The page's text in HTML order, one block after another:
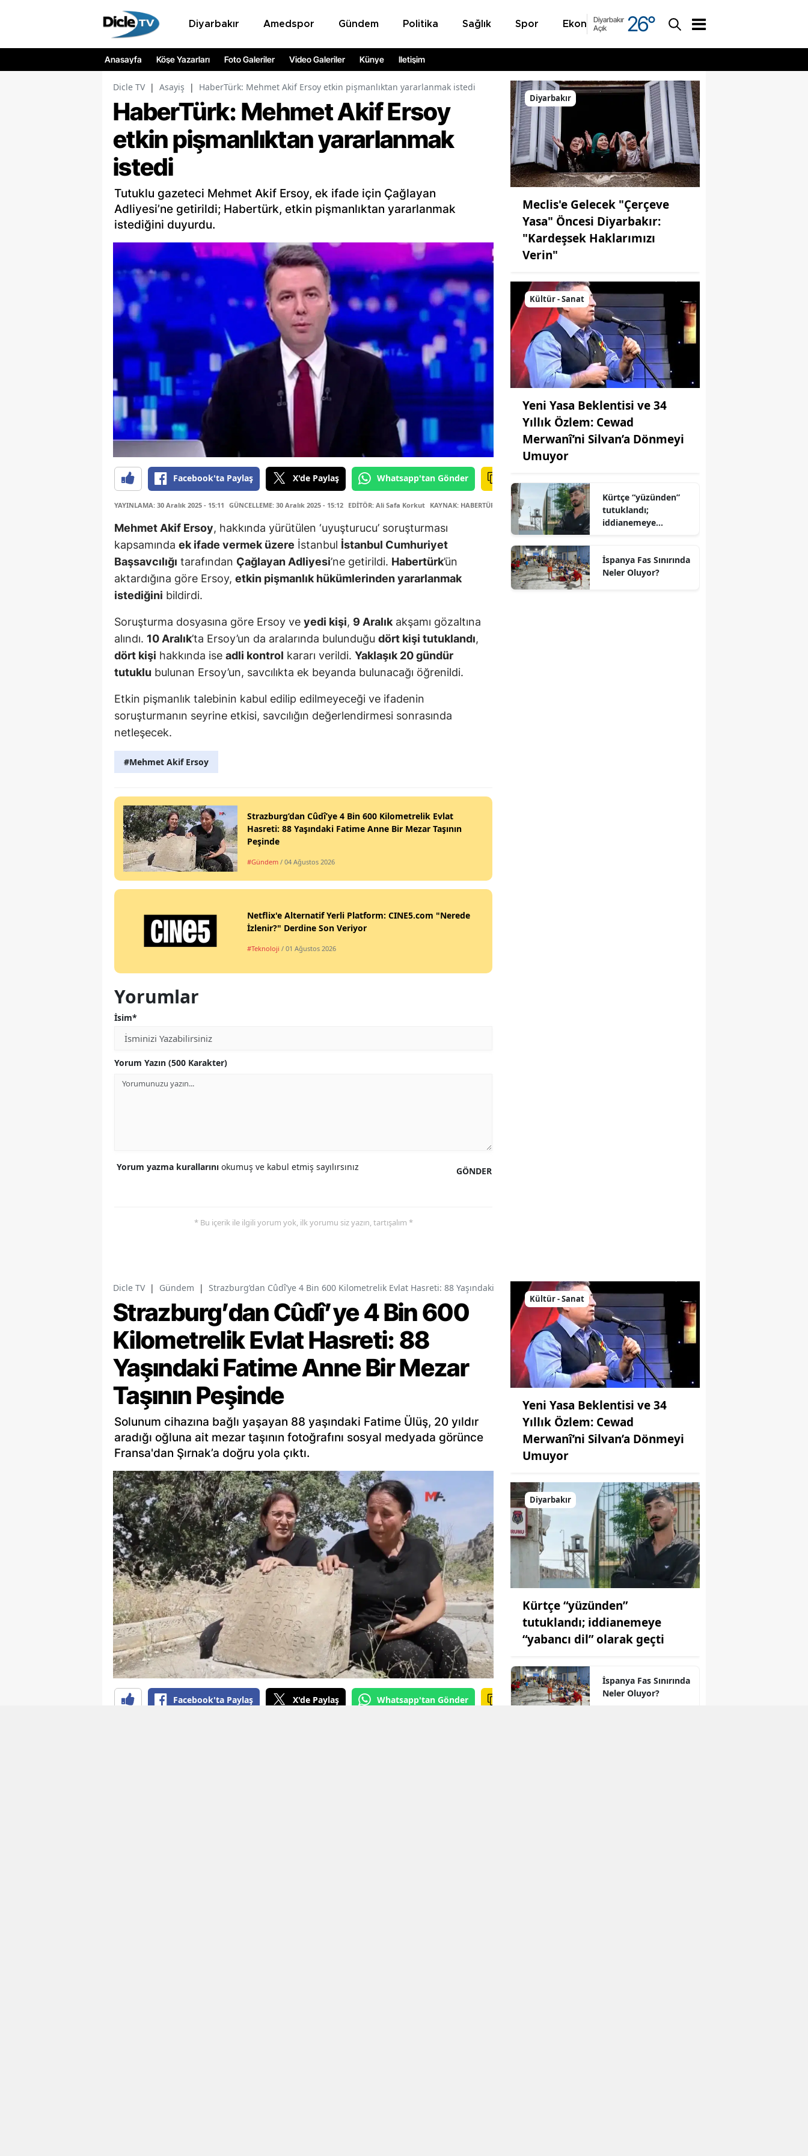
Diyarbakır Amedspor Gündem Politika Sağlık Spor Ekonomi Asayiş
Diyarbakır
Açık
26°
Anasayfa Köşe Yazarları Foto Galeriler Video Galeriler Künye İletişim
Dicle TV | Asayiş | HaberTürk: Mehmet Akif Ersoy etkin pişmanlıktan yararlanmak istedi
HaberTürk: Mehmet Akif Ersoy
etkin pişmanlıktan yararlanmak
istedi
Tutuklu gazeteci Mehmet Akif Ersoy, ek ifade için Çağlayan
Adliyesi’ne getirildi; Habertürk, etkin pişmanlıktan yararlanmak
istediğini duyurdu.
Facebook'ta Paylaş X'de Paylaş Whatsapp'tan Gönder
YAYINLAMA: 30 Aralık 2025 - 15:11 GÜNCELLEME: 30 Aralık 2025 - 15:12 EDİTÖR: Ali Safa Korkut KAYNAK: HABERTÜRK
Mehmet Akif Ersoy, hakkında yürütülen ‘uyuşturucu’ soruşturması
kapsamında ek ifade vermek üzere İstanbul İstanbul Cumhuriyet
Başsavcılığı tarafından Çağlayan Adliyesi’ne getirildi. Habertürk’ün
aktardığına göre Ersoy, etkin pişmanlık hükümlerinden yararlanmak
istediğini bildirdi.
Soruşturma dosyasına göre Ersoy ve yedi kişi, 9 Aralık akşamı gözaltına
alındı. 10 Aralık’ta Ersoy’un da aralarında bulunduğu dört kişi tutuklandı,
dört kişi hakkında ise adli kontrol kararı verildi. Yaklaşık 20 gündür
tutuklu bulunan Ersoy’un, savcılıkta ek beyanda bulunacağı öğrenildi.
Etkin pişmanlık talebinin kabul edilip edilmeyeceği ve ifadenin
soruşturmanın seyrine etkisi, savcılığın değerlendirmesi sonrasında
netleşecek.
#Mehmet Akif Ersoy
Strazburg’dan Cûdî’ye 4 Bin 600 Kilometrelik Evlat
Hasreti: 88 Yaşındaki Fatime Anne Bir Mezar Taşının
Peşinde
#Gündem / 04 Ağustos 2026
Netflix'e Alternatif Yerli Platform: CINE5.com "Nerede
İzlenir?" Derdine Son Veriyor
#Teknoloji / 01 Ağustos 2026
Yorumlar
İsim*
Yorum Yazın (500 Karakter)
GÖNDER
Yorum yazma kurallarını okumuş ve kabul etmiş sayılırsınız
* Bu içerik ile ilgili yorum yok, ilk yorumu siz yazın, tartışalım *
Diyarbakır
Meclis'e Gelecek "Çerçeve
Yasa" Öncesi Diyarbakır:
"Kardeşsek Haklarımızı
Verin"
Kültür - Sanat
Yeni Yasa Beklentisi ve 34
Yıllık Özlem: Cewad
Merwanî’ni Silvan’a Dönmeyi
Umuyor
Kürtçe “yüzünden”
tutuklandı;
iddianemeye
İspanya Fas Sınırında
Neler Oluyor?
Dicle TV | Gündem | Strazburg’dan Cûdî’ye 4 Bin 600 Kilometrelik Evlat Hasreti: 88 Yaşındaki Fatime Anne Bir Mezar Taşının Peşinde
Strazburg’dan Cûdî’ye 4 Bin 600
Kilometrelik Evlat Hasreti: 88
Yaşındaki Fatime Anne Bir Mezar
Taşının Peşinde
Solunum cihazına bağlı yaşayan 88 yaşındaki Fatime Ülüş, 20 yıldır
aradığı oğluna ait mezar taşının fotoğrafını sosyal medyada görünce
Fransa'dan Şırnak’a doğru yola çıktı.
Facebook'ta Paylaş X'de Paylaş Whatsapp'tan Gönder
Kültür - Sanat
Yeni Yasa Beklentisi ve 34
Yıllık Özlem: Cewad
Merwanî’ni Silvan’a Dönmeyi
Umuyor
Diyarbakır
Kürtçe “yüzünden”
tutuklandı; iddianemeye
“yabancı dil” olarak geçti
İspanya Fas Sınırında
Neler Oluyor?